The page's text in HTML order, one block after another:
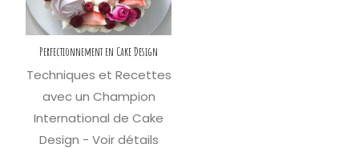
Perfectionnement en Cake Design
Techniques et Recettes
avec un Champion
International de Cake
Design - Voir détails